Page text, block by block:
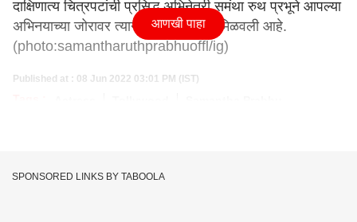
दाक्षिणात्य चित्रपटांची प्रसिद्ध अभिनेत्री समंथा रुथ प्रभूने आपल्या
अभिनयाच्या जोरावर त्याने जगभरातून दाद मिळवली आहे.
(photo:samantharuthprabhuoffl/ig)
Published at : 08 Jun 2022 03:01 PM (IST)
आणखी पाहा
SPONSORED LINKS BY TABOOLA